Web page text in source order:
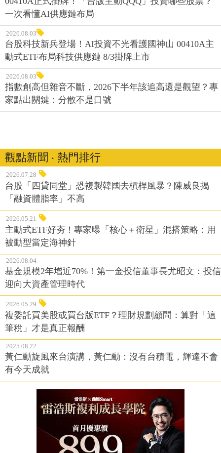
一次看懂AI供應鏈布局
2026.08.03
台股科技新兵登場！AI投資不光看護國神山 00410A主
動式ETF布局科技供應鏈 8/3掛牌上市
2026.08.03
指數創高但雜音不斷，2026下半年該追高還是觀望？專
家點出關鍵：分散不是口號
觀點新聞 ‧ 熱門排行
2026.07.28
台股「四貸同堂」恐複製韓國去槓桿風暴？陳威良揭
「融資體脂率」不高
2026.05.21
主動式ETF好夯！專家曝「核心＋衛星」混搭策略：用
被動型當定海神針
2026.08.04
基金規模2年增近70%！第一金投信董事長尤昭文：投信
迎向大資產管理時代
2026.05.29
複委託買美股或買台版ETF？理財規劃顧問：算對「這
筆稅」才是真正報酬
2025.08.22
黃仁勳旋風來台演講，黃仁勳：沒有台積電，輝達不會
有今天成就